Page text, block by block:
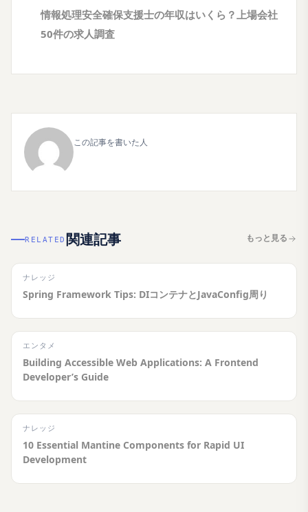
情報処理安全確保支援士の年収はいくら？上場会社
50件の求人調査
この記事を書いた人
RELATED 関連記事 もっと見る
ナレッジ
Spring Framework Tips: DIコンテナとJavaConfig周り
エンタメ
Building Accessible Web Applications: A Frontend
Developer’s Guide
ナレッジ
10 Essential Mantine Components for Rapid UI
Development